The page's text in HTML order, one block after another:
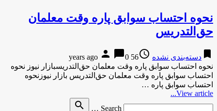
نحوه احتساب سوابق پاره وقت معلمان
حق‌التدریس
bookmark دسته‌بندی نشده access_time
56 years ago
person chat_bubble0
نحوه احتساب سوابق پاره وقت معلمان حق‌التدریسبازار نیوز نحوه
احتساب سوابق پاره وقت معلمان حق‌التدریس بازار نیوزنحوه
احتساب سوابق پاره …
View article...
Search …
search